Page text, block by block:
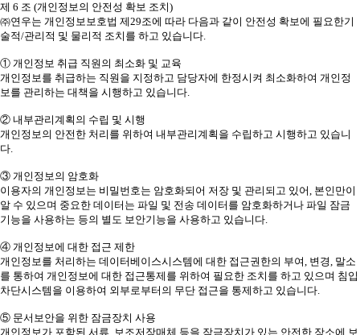
제 6 조 (개인정보의 안전성 확보 조치)
㈜연우는 개인정보보호법 제29조에 따라 다음과 같이 안전성 확보에 필요한기
술적/관리적 및 물리적 조치를 하고 있습니다.
① 개인정보 취급 직원의 최소화 및 교육
개인정보를 취급하는 직원을 지정하고 담당자에 한정시켜 최소화하여 개인정
보를 관리하는 대책을 시행하고 있습니다.
② 내부관리계획의 수립 및 시행
개인정보의 안전한 처리를 위하여 내부관리계획을 수립하고 시행하고 있습니
다.
③ 개인정보의 암호화
이용자의 개인정보는 비밀번호는 암호화되어 저장 및 관리되고 있어, 본인만이
알 수 있으며 중요한 데이터는 파일 및 전송 데이터를 암호화하거나 파일 잠금
기능을 사용하는 등의 별도 보안기능을 사용하고 있습니다.
④ 개인정보에 대한 접근 제한
개인정보를 처리하는 데이터베이스시스템에 대한 접근권한의 부여, 변경, 말소
를 통하여 개인정보에 대한 접근통제를 위하여 필요한 조치를 하고 있으며 침입
차단시스템을 이용하여 외부로부터의 무단 접근을 통제하고 있습니다.
⑤ 문서보안을 위한 잠금장치 사용
개인정보가 포함된 서류, 보조저장매체 등을 잠금장치가 있는 안전한 장소에 보